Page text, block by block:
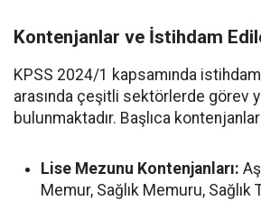
Kontenjanlar ve İstihdam
KPSS 2024/1 kapsamında
arasında çeşitli sektörlerde görev
bulunmaktadır. Başlıca
Lise Mezunu Kontenjanları:
Memur, Sağlık Memuru, Sağlık